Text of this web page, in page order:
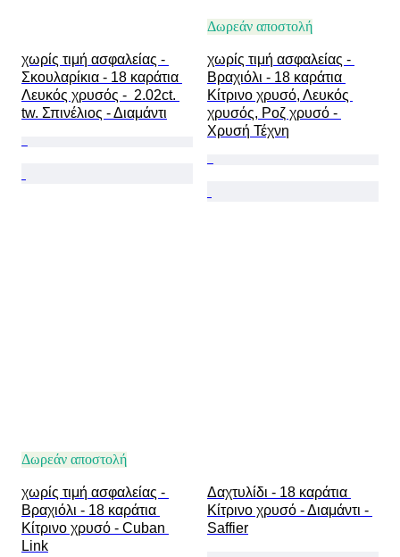
χωρίς τιμή ασφαλείας -
Σκουλαρίκια - 18 καράτια
Λευκός χρυσός -  2.02ct.
tw. Σπινέλιος - Διαμάντι
Δωρεάν αποστολή
χωρίς τιμή ασφαλείας -
Βραχιόλι - 18 καράτια
Κίτρινο χρυσό, Λευκός
χρυσός, Ροζ χρυσό -
Χρυσή Τέχνη
Δωρεάν αποστολή
χωρίς τιμή ασφαλείας -
Βραχιόλι - 18 καράτια
Κίτρινο χρυσό - Cuban
Link
Δαχτυλίδι - 18 καράτια
Κίτρινο χρυσό - Διαμάντι -
Saffier